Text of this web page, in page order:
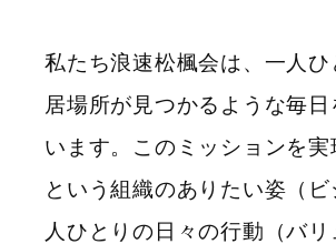
私たち浪速松楓会は、一人
居場所が見つかるような毎
います。このミッションを
という組織のありたい姿（
人ひとりの日々の行動（バ